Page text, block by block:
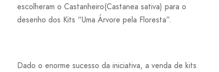
escolheram o Castanheiro(Castanea sativa) para o
desenho dos Kits “Uma Árvore pela Floresta”.
Dado o enorme sucesso da iniciativa, a venda de kits